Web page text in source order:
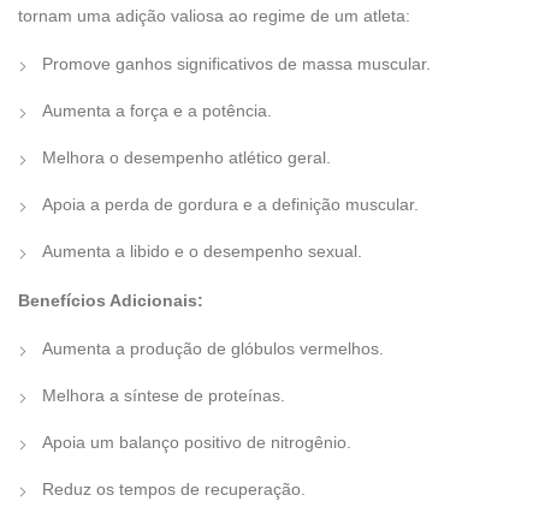
tornam uma adição valiosa ao regime de um atleta:
Promove ganhos significativos de massa muscular.
Aumenta a força e a potência.
Melhora o desempenho atlético geral.
Apoia a perda de gordura e a definição muscular.
Aumenta a libido e o desempenho sexual.
Benefícios Adicionais:
Aumenta a produção de glóbulos vermelhos.
Melhora a síntese de proteínas.
Apoia um balanço positivo de nitrogênio.
Reduz os tempos de recuperação.